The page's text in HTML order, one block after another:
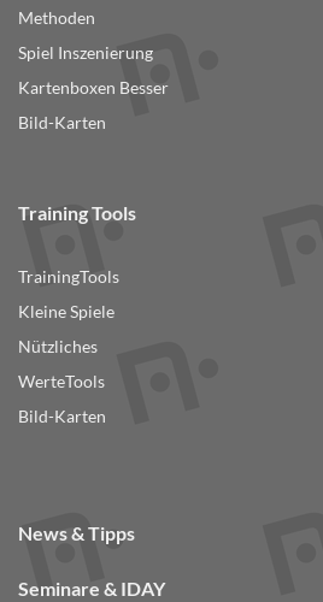
Methoden
Spiel Inszenierung
Kartenboxen Besser
Bild-Karten
Training Tools
TrainingTools
Kleine Spiele
Nützliches
WerteTools
Bild-Karten
News & Tipps
Seminare & IDAY